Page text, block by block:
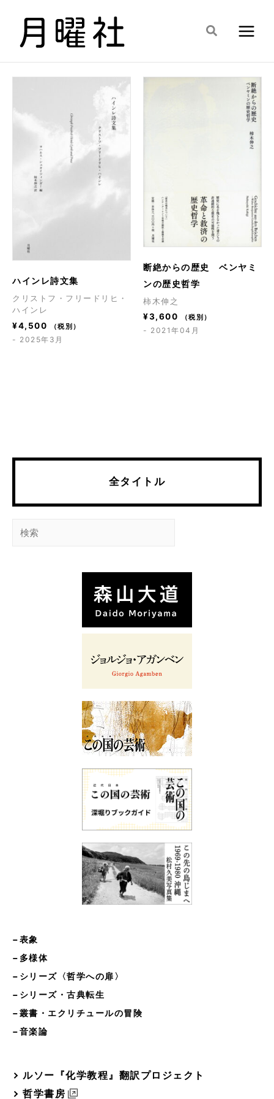
検
全タイトル
検
−表象
−多様体
−シリーズ〈哲学への扉〉
−シリーズ・古典転生
−叢書・エクリチュールの冒険
−音楽論
ルソー『化学教程』翻訳プロジェクト
哲学書房
ハインレ詩文集
クリストフ・フリードリヒ・
ハインレ
¥4,500 （税別）
- 2025年3月
断絶からの歴史 ベンヤミ
ンの歴史哲学
柿木伸之
¥3,600 （税別）
- 2021年04月